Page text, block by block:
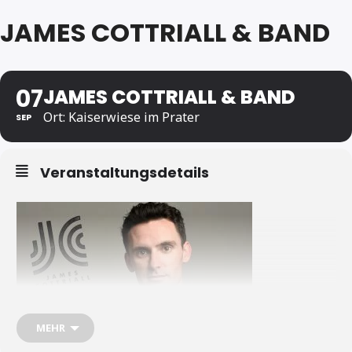
JAMES COTTRIALL & BAND
07
SEP
JAMES COTTRIALL & BAND
Ort: Kaiserwiese im Prater
Veranstaltungsdetails
MEHR